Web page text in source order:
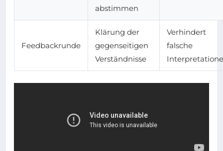
abstimmen
Feedbackrunde
Klärung der
gegenseitigen
Verständnisse
Verhindert
falsche